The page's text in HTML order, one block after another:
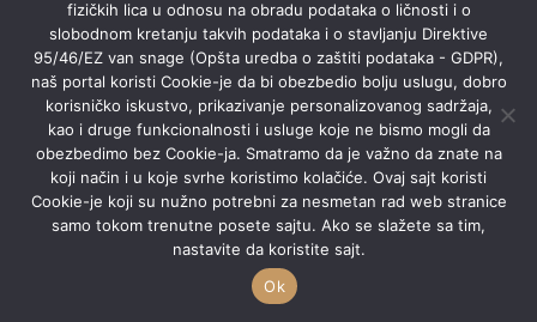
Website is under construction
fizičkih lica u odnosu na obradu podataka o ličnosti i o
slobodnom kretanju takvih podataka i o stavljanju Direktive
95/46/EZ van snage (Opšta uredba o zaštiti podataka - GDPR),
naš portal koristi Cookie-je da bi obezbedio bolju uslugu, dobro
korisničko iskustvo, prikazivanje personalizovanog sadržaja,
kao i druge funkcionalnosti i usluge koje ne bismo mogli da
obezbedimo bez Cookie-ja. Smatramo da je važno da znate na
koji način i u koje svrhe koristimo kolačiće. Ovaj sajt koristi
Cookie-je koji su nužno potrebni za nesmetan rad web stranice
samo tokom trenutne posete sajtu. Ako se slažete sa tim,
nastavite da koristite sajt.
Ok